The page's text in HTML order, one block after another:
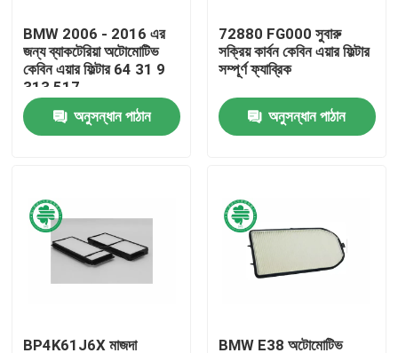
কারখানা ভ্রমণ
মান নিয়ন্ত্রণ
খবর
স্বয়ংচালিত ইঞ্জিন এয়ার ফিল্টার
স্বয়ংচালিত কেবিন এয়ার ফিল্টার
BMW 2006 - 2016 এর
জন্য ব্যাকটেরিয়া অটোমোটিভ
কেবিন এয়ার ফিল্টার 64 31 9
313 517
অনুসন্ধান পাঠান
72880 FG000 সুবারু
সক্রিয় কার্বন কেবিন এয়ার ফিল্টার
সম্পূর্ণ ফ্যাব্রিক
অনুসন্ধান পাঠান
BP4K61J6X মাজদা BMW E38 অটোমোটিভ